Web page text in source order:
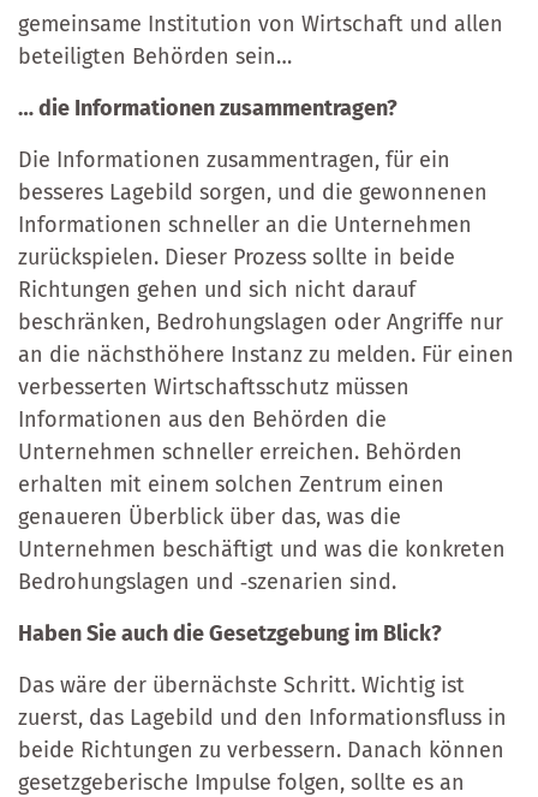
gemeinsame Institution von Wirtschaft und allen
beteiligten Behörden sein…
… die Informationen zusammentragen?
Die Informationen zusammentragen, für ein
besseres Lagebild sorgen, und die gewonnenen
Informationen schneller an die Unternehmen
zurückspielen. Dieser Prozess sollte in beide
Richtungen gehen und sich nicht darauf
beschränken, Bedrohungslagen oder Angriffe nur
an die nächsthöhere Instanz zu melden. Für einen
verbesserten Wirtschaftsschutz müssen
Informationen aus den Behörden die
Unternehmen schneller erreichen. Behörden
erhalten mit einem solchen Zentrum einen
genaueren Überblick über das, was die
Unternehmen beschäftigt und was die konkreten
Bedrohungslagen und ‑szenarien sind.
Haben Sie auch die Gesetzgebung im Blick?
Das wäre der übernächste Schritt. Wichtig ist
zuerst, das Lagebild und den Informationsfluss in
beide Richtungen zu verbessern. Danach können
gesetzgeberische Impulse folgen, sollte es an